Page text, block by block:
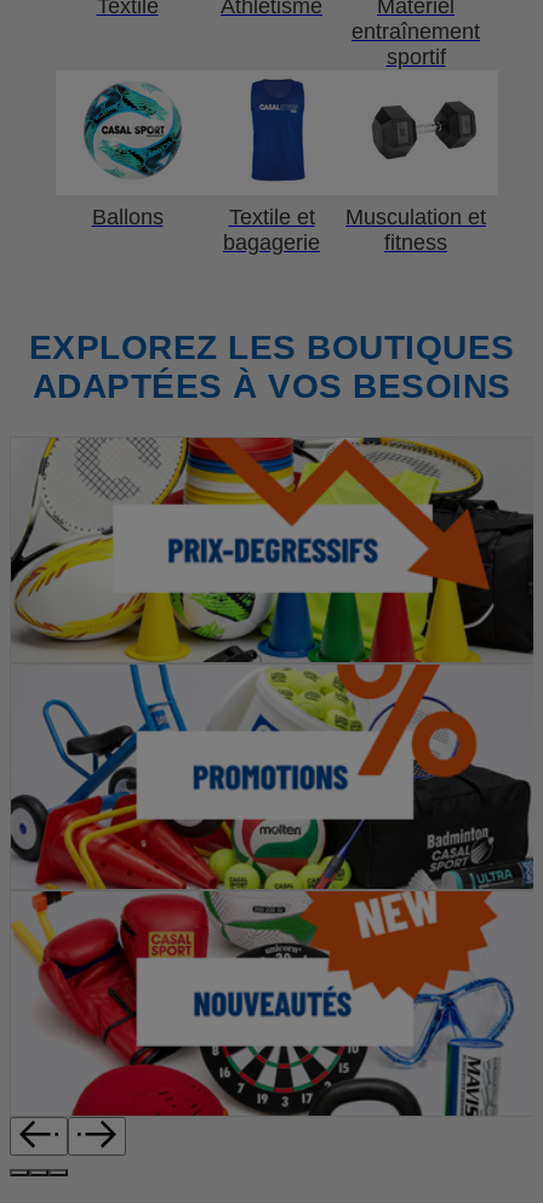
Textile Athlétisme
Matériel
entraînement
sportif
Ballons
Textile et
bagagerie
Musculation et
fitness
EXPLOREZ LES BOUTIQUES
ADAPTÉES À VOS BESOINS